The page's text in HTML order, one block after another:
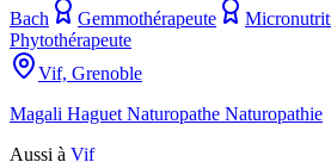
Bach
Gemmothérapeute
Phytothérapeute
Vif, Grenoble
Magali Haguet Naturopathe Naturopathie
Aussi à Vif